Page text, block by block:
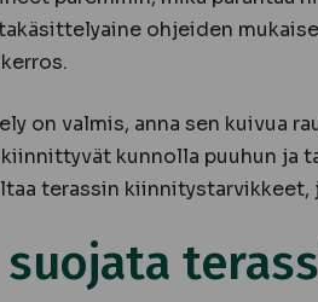
ohjeiden
on valmis, anna sen kuivua
kunnolla puuhun ja
terassin
suojata